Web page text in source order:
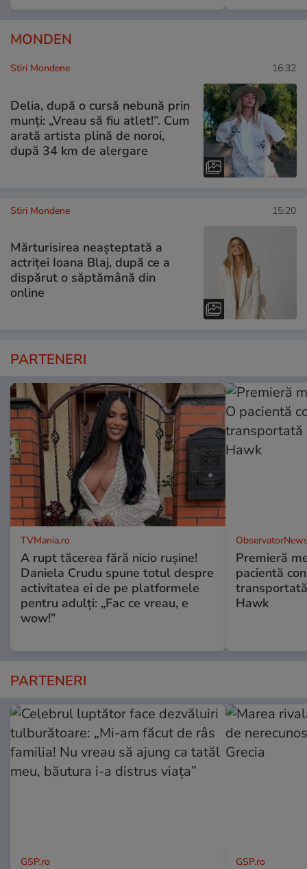
MONDEN
Stiri Mondene 16:32
Delia, după o cursă nebună prin
munți: „Vreau să fiu atlet!”. Cum
arată artista plină de noroi,
după 34 km de alergare
Stiri Mondene 15:20
Mărturisirea neașteptată a
actriței Ioana Blaj, după ce a
dispărut o săptămână din
online
PARTENERI
TVMania.ro
A rupt tăcerea fără nicio rușine!
Daniela Crudu spune totul despre
activitatea ei de pe platformele
pentru adulți: „Fac ce vreau, e
wow!”
Premieră
pacientă
Hawk
PARTENERI
GSP.ro GSP.ro